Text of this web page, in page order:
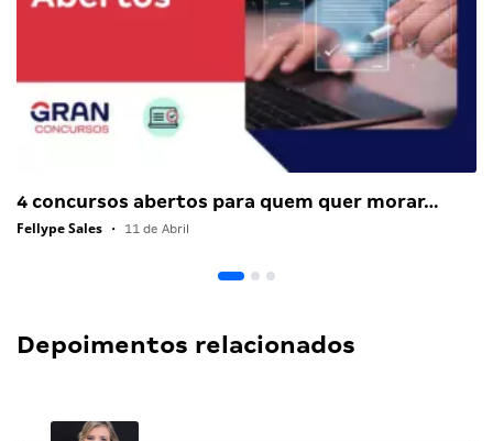
4 concursos abertos para quem quer morar…
Fellype Sales • 11 de Abril
Depoimentos relacionados